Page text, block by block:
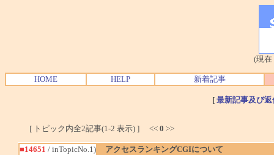
(現在
HOME HELP 新着記事
[ 最新記事及び
[ トピック内全2記事(1-2 表示) ] << 0 >>
■14651 / inTopicNo.1) アクセスランキングCGIについて